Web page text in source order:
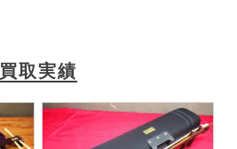
買取実績